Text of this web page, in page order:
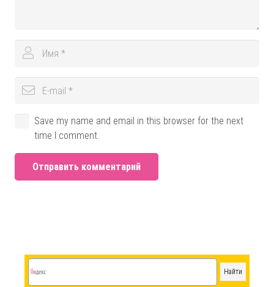
Save my name and email in this browser for the next
time I comment.
Отправить комментарий